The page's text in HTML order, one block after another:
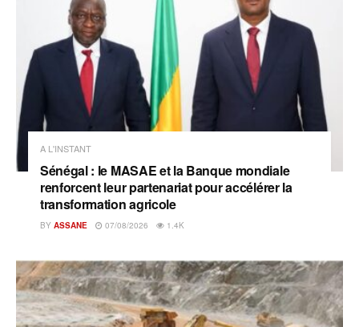
A L'INSTANT
Sénégal : le MASAE et la Banque mondiale
renforcent leur partenariat pour accélérer la
transformation agricole
BY ASSANE 07/08/2026 1.4K